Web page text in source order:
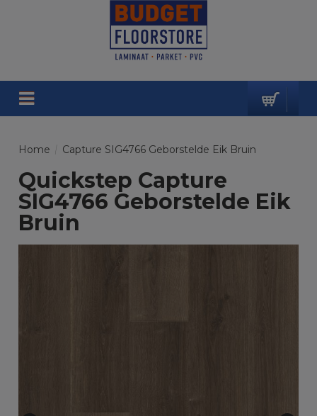
Home Capture SIG4766 Geborstelde Eik Bruin
Quickstep Capture
SIG4766 Geborstelde Eik
Bruin